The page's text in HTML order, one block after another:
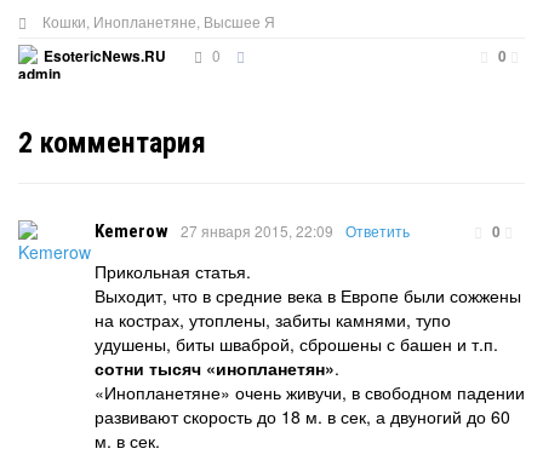
Кошки Инопланетяне Высшее Я
EsotericNews.RU
0 0
2 комментария
Kemerow 27 января 2015, 22:09 0
Ответить
Прикольная статья.
Выходит, что в средние века в Европе были сожжены
на кострах, утоплены, забиты камнями, тупо
удушены, биты шваброй, сброшены с башен и т.п.
сотни тысяч «инопланетян».
«Инопланетяне» очень живучи, в свободном падении
развивают скорость до 18 м. в сек, а двуногий до 60
м. в сек.